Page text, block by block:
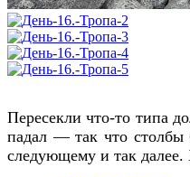
Пересекли что-то типа
падал — так что
следующему и так